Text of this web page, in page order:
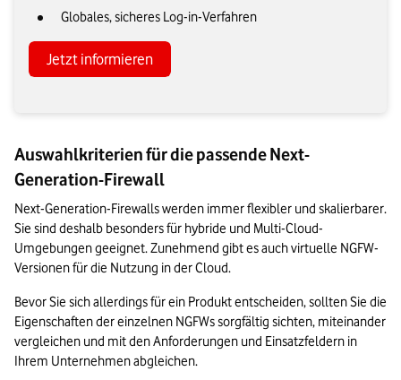
Globales, sicheres Log-in-Verfahren
Jetzt informieren
Auswahlkriterien für die passende Next-
Generation-Firewall
Next-Generation-Firewalls werden immer flexibler und skalierbarer.
Sie sind deshalb besonders für hybride und Multi-Cloud-
Umgebungen geeignet. Zunehmend gibt es auch virtuelle NGFW-
Versionen für die Nutzung in der Cloud.
Bevor Sie sich allerdings für ein Produkt entscheiden, sollten Sie die
Eigenschaften der einzelnen NGFWs sorgfältig sichten, miteinander
vergleichen und mit den Anforderungen und Einsatzfeldern in
Ihrem Unternehmen abgleichen.